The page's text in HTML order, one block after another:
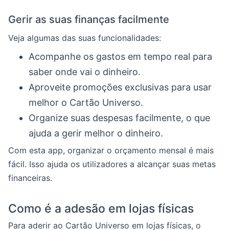
Gerir as suas finanças facilmente
Veja algumas das suas funcionalidades:
Acompanhe os gastos em tempo real para
saber onde vai o dinheiro.
Aproveite promoções exclusivas para usar
melhor o Cartão Universo.
Organize suas despesas facilmente, o que
ajuda a gerir melhor o dinheiro.
Com esta app, organizar o orçamento mensal é mais
fácil. Isso ajuda os utilizadores a alcançar suas metas
financeiras.
Como é a adesão em lojas físicas
Para aderir ao Cartão Universo em lojas físicas, o